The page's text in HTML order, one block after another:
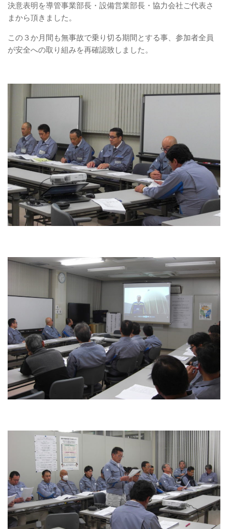
決意表明を導管事業部長・設備営業部長・協力会社ご代表さ
まから頂きました。
この３か月間も無事故で乗り切る期間とする事、参加者全員
が安全への取り組みを再確認致しました。